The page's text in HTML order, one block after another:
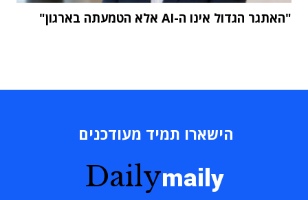
"האתגר הגדול אינו ה-AI אלא הטמעתה בארגון"
הישארו תמיד מעודכנים
Dailymaily